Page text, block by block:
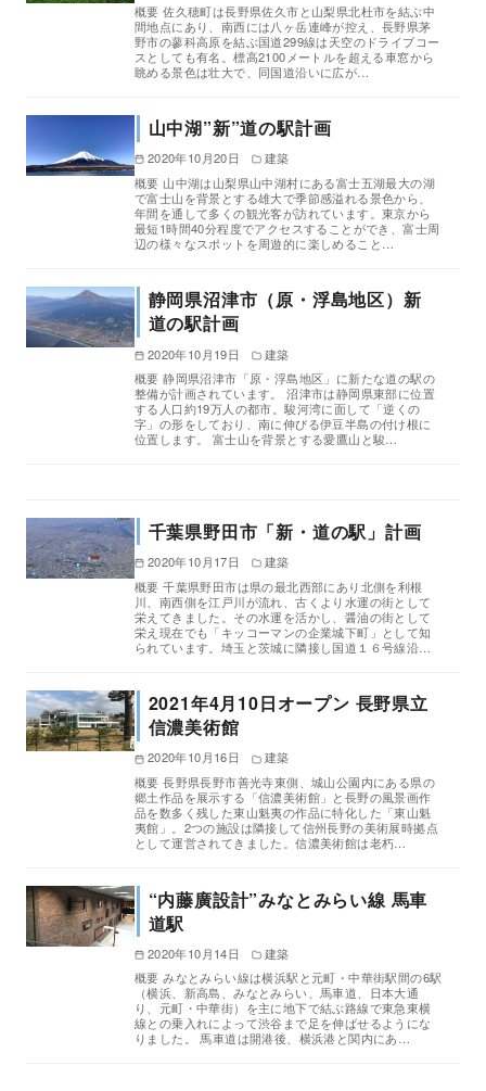
概要 佐久穂町は長野県佐久市と山梨県北杜市を結ぶ中
間地点にあり、南西には八ヶ岳連峰が控え、長野県茅
野市の蓼科高原を結ぶ国道299線は天空のドライブコー
スとしても有名。標高2100メートルを超える車窓から
眺める景色は壮大で、同国道沿いに広が…
山中湖”新”道の駅計画
2020年10月20日
建築
概要 山中湖は山梨県山中湖村にある富士五湖最大の湖
で富士山を背景とする雄大で季節感溢れる景色から、
年間を通して多くの観光客が訪れています。東京から
最短1時間40分程度でアクセスすることができ、富士周
辺の様々なスポットを周遊的に楽しめること…
静岡県沼津市（原・浮島地区）新
道の駅計画
2020年10月19日
建築
概要 静岡県沼津市「原・浮島地区」に新たな道の駅の
整備が計画されています。 沼津市は静岡県東部に位置
する人口約19万人の都市。駿河湾に面して「逆くの
字」の形をしており、南に伸びる伊豆半島の付け根に
位置します。 富士山を背景とする愛鷹山と駿…
千葉県野田市「新・道の駅」計画
2020年10月17日
建築
概要 千葉県野田市は県の最北西部にあり北側を利根
川、南西側を江戸川が流れ、古くより水運の街として
栄えてきました。その水運を活かし、醤油の街として
栄え現在でも「キッコーマンの企業城下町」として知
られています。埼玉と茨城に隣接し国道１６号線沿…
2021年4月10日オープン 長野県立
信濃美術館
2020年10月16日
建築
概要 長野県長野市善光寺東側、城山公園内にある県の
郷土作品を展示する「信濃美術館」と長野の風景画作
品を数多く残した東山魁夷の作品に特化した「東山魁
夷館」。2つの施設は隣接して信州長野の美術展時拠点
として運営されてきました。信濃美術館は老朽…
“内藤廣設計”みなとみらい線 馬車
道駅
2020年10月14日
建築
概要 みなとみらい線は横浜駅と元町・中華街駅間の6駅
（横浜、新高島、みなとみらい、馬車道、日本大通
り、元町・中華街）を主に地下で結ぶ路線で東急東横
線との乗入れによって渋谷まで足を伸ばせるようにな
りました。 馬車道は開港後、横浜港と関内にあ…